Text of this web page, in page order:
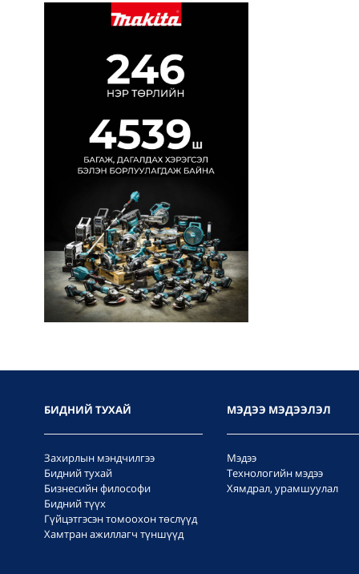
БИДНИЙ ТУХАЙ
Захирлын мэндчилгээ
Бидний тухай
Бизнесийн философи
Бидний түүх
Гүйцэтгэсэн томоохон төслүүд
Хамтран ажиллагч түншүүд
МЭДЭЭ МЭДЭЭЛЭЛ
Мэдээ
Технологийн мэдээ
Хямдрал, урамшуулал